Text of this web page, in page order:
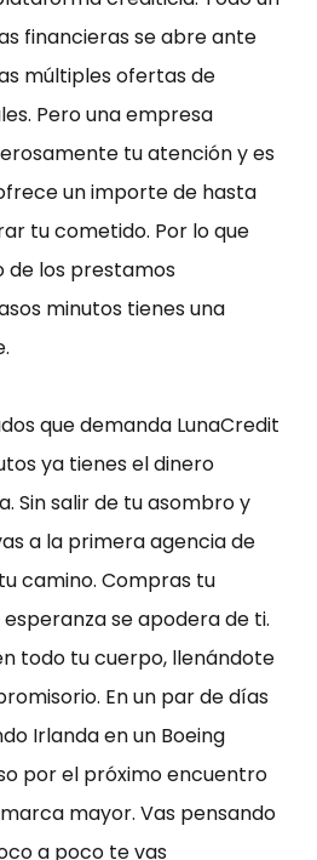
financieras se abre ante
múltiples ofertas de
Pero una empresa
tu atención y es
un importe de hasta
tu cometido. Por lo que
de los prestamos
minutos tienes una
que demanda LunaCredit
ya tienes el dinero
Sin salir de tu asombro y
a la primera agencia de
camino. Compras tu
se apodera de ti.
todo tu cuerpo, llenándote
En un par de días
Irlanda en un Boeing
por el próximo encuentro
mayor. Vas pensando
a poco te vas